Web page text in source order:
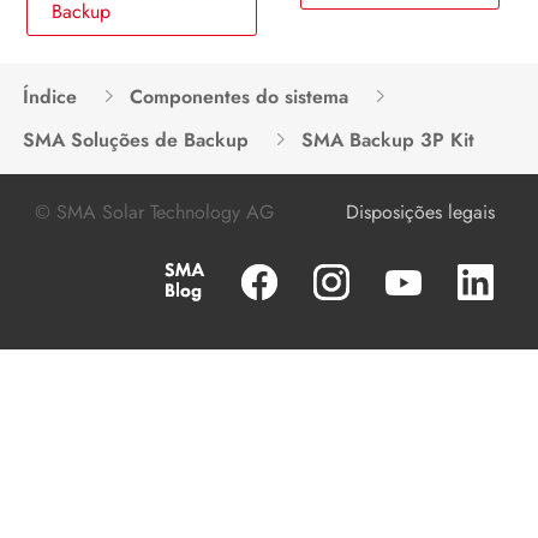
Backup
Índice
Componentes do sistema
SMA Soluções de Backup
SMA Backup 3P Kit
© SMA Solar Technology AG Disposições legais